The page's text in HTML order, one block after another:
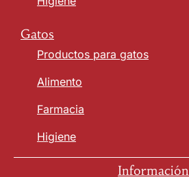
Gatos
Productos para gatos
Alimento
Farmacia
Higiene
Información